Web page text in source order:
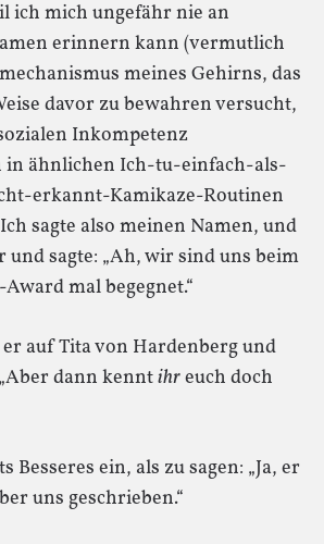
ich mich ungefähr nie an
erinnern kann (vermutlich
meines Gehirns, das
davor zu bewahren versucht,
Inkompetenz
ähnlichen Ich-tu-einfach-als-
erkannt-Kamikaze-Routinen
sagte also meinen Namen, und
und sagte: „Ah, wir sind uns beim
mal begegnet.“
auf Tita von Hardenberg und
dann kenntihreuch doch
ein, als zu sagen: „Ja, er
uns geschrieben.“